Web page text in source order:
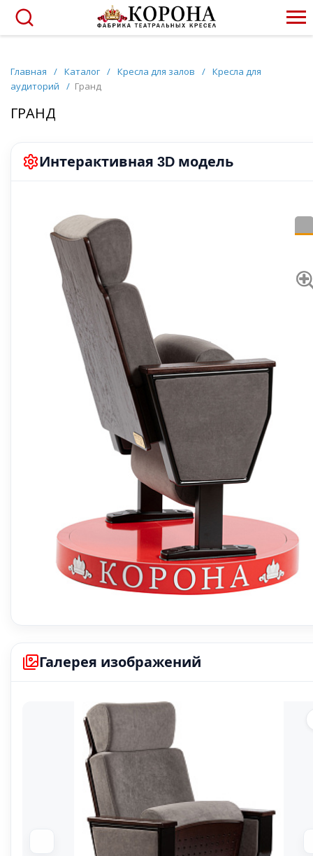
Главная / Каталог / Кресла для залов / Кресла для
аудиторий
/ Гранд
ГРАНД
Интерактивная 3D модель
Галерея изображений